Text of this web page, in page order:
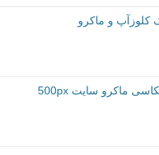
کلوزآپ و ماکرو